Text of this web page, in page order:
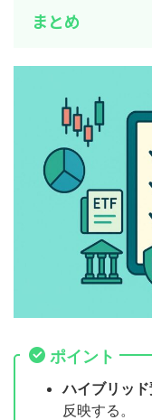
まとめ
ポイント
ハイブリッ
反映する。